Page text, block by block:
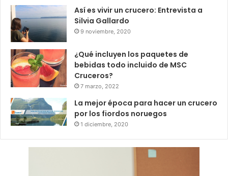
Así es vivir un crucero: Entrevista a
Silvia Gallardo
9 noviembre, 2020
¿Qué incluyen los paquetes de
bebidas todo incluido de MSC
Cruceros?
7 marzo, 2022
La mejor época para hacer un crucero
por los fiordos noruegos
1 diciembre, 2020